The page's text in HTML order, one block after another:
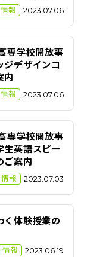
報 2023.07.06
専学校開放事
ジデザインコ
内
報 2023.07.06
専学校開放事
生英語スピー
ご案内
報 2023.07.03
く体験授業の
情報 2023.06.19